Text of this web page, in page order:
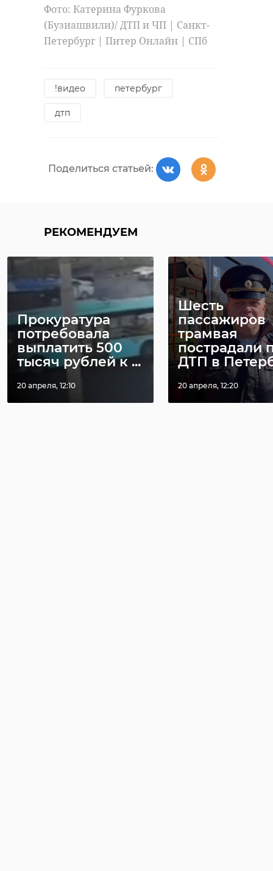
Фото: Катерина Фуркова
(Бузиашвили)/ ДТП и ЧП | Санкт-
Петербург | Питер Онлайн | СПб
!видео петербург
дтп
Поделиться статьей:
РЕКОМЕНДУЕМ
Прокуратура
потребовала
выплатить 500
тысяч рублей к ...
20 апреля, 12:10
Шесть
пассажиров
трамвая
пострадали
ДТП в
20 апреля, 12:20